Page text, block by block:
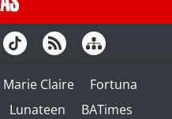
Marie Claire
Fortuna
Lunateen BATimes